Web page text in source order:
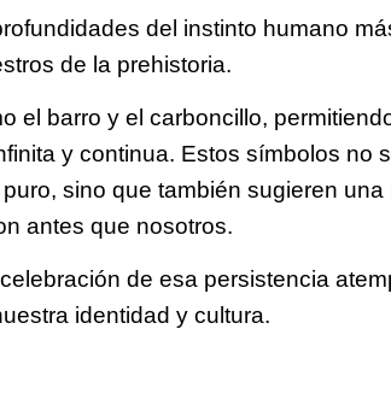
del instinto humano
de la prehistoria.
el barro y el carboncillo,
y continua. Estos símbolos no
sino que también sugieren una
antes que nosotros.
de esa persistencia
identidad y cultura.